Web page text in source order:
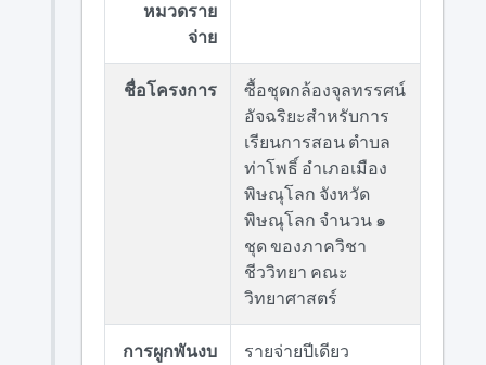
หมวดราย
จ่าย
ชื่อโครงการ
ซื้อชุดกล้องจุลทรรศน์
อัจฉริยะสำหรับการ
เรียนการสอน ตำบล
ท่าโพธิ์ อำเภอเมือง
พิษณุโลก จังหวัด
พิษณุโลก จำนวน ๑
ชุด ของภาควิชา
ชีววิทยา คณะ
วิทยาศาสตร์
การผูกพันงบ
รายจ่ายปีเดียว